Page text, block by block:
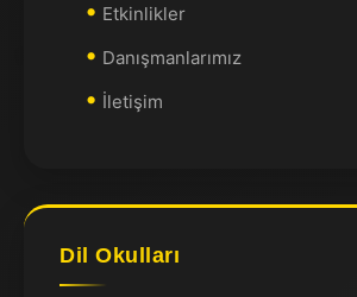
Etkinlikler
Danışmanlarımız
İletişim
Dil Okulları